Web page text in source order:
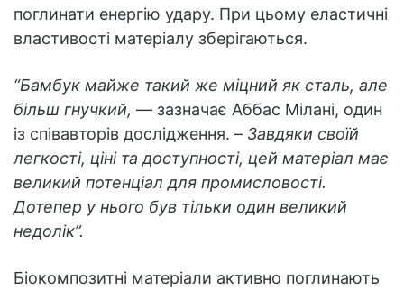
поглинати енергію удару. При цьому еластичні
властивості матеріалу зберігаються.
“Бамбук майже такий же міцний як сталь, але
більш гнучкий, — зазначає Аббас Мілані, один
із співавторів дослідження. – Завдяки своїй
легкості, ціні та доступності, цей матеріал має
великий потенціал для промисловості.
Дотепер у нього був тільки один великий
недолік”.
Біокомпозитні матеріали активно поглинають